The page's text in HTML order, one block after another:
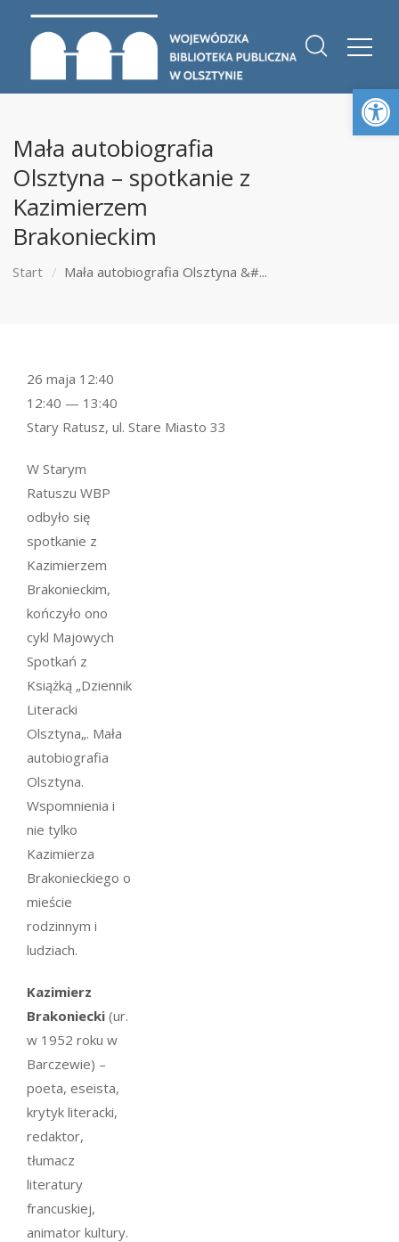
Mała autobiografia
Olsztyna – spotkanie z
Kazimierzem
Brakonieckim
Start Mała autobiografia Olsztyna &#...
W Starym
Ratuszu WBP
odbyło się
spotkanie z
Kazimierzem
Brakonieckim,
kończyło ono
cykl Majowych
Spotkań z
Książką „Dziennik
Literacki
Olsztyna„. Mała
autobiografia
Olsztyna.
Wspomnienia i
nie tylko
Kazimierza
Brakonieckiego o
mieście
rodzinnym i
ludziach.
Kazimierz
Brakoniecki (ur.
w 1952 roku w
Barczewie) –
poeta, eseista,
krytyk literacki,
redaktor,
tłumacz
literatury
francuskiej,
animator kultury.
26 maja 12:40
12:40 — 13:40
Stary Ratusz, ul. Stare Miasto 33